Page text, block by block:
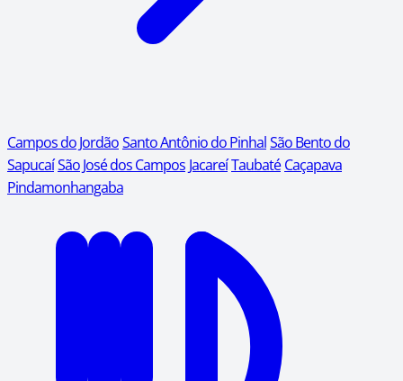
Campos do JordãoSanto Antônio do PinhalSão Bento do
SapucaíSão José dos Campos JacareíTaubaté Caçapava
Pindamonhangaba